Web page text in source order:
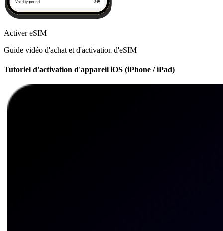
Activer eSIM
Guide vidéo d'achat et d'activation d'eSIM
Tutoriel d'activation d'appareil iOS (iPhone / iPad)